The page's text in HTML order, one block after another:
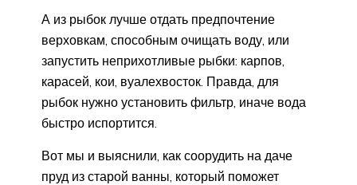
А из рыбок лучше отдать предпочтение
верховкам, способным очищать воду, или
запустить неприхотливые рыбки: карпов,
карасей, кои, вуалехвосток. Правда, для
рыбок нужно установить фильтр, иначе вода
быстро испортится.
Вот мы и выяснили, как соорудить на даче
пруд из старой ванны, который поможет